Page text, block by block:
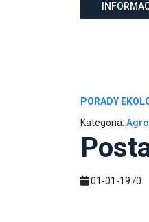
PORADY
Kategoria:
01-01-1970